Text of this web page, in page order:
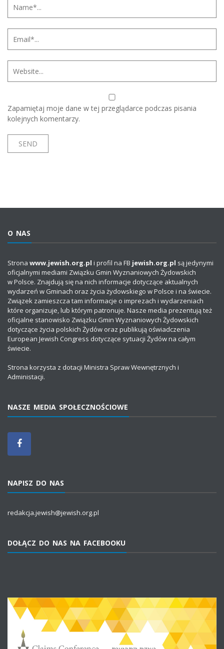
Zapamiętaj moje dane w tej przeglądarce podczas pisania
kolejnych komentarzy.
O NAS
Strona www.jewish.org.pl i profil na FB jewish.org.pl są jedynymi
oficjalnymi mediami Związku Gmin Wyznaniowych Żydowskich
w Polsce. Znajdują się na nich informacje dotyczące aktualnych
wydarzeń w Gminach oraz życia żydowskiego w Polsce i na świecie.
Związek zamieszcza tam informacje o imprezach i wydarzeniach
które organizuje, lub którym patronuje. Nasze media prezentują też
oficjalne stanowisko Związku Gmin Wyznaniowych Żydowskich
dotyczące życia polskich Żydów oraz publikują oświadczenia
European Jewish Congress dotyczące sytuacji Żydów na całym
świecie.
Strona korzysta z dotacji Ministra Spraw Wewnętrznych i
Administacji.
NASZE MEDIA SPOŁECZNOŚCIOWE
NAPISZ DO NAS
redakcja.jewish@jewish.org.pl
DOŁĄCZ DO NAS NA FACEBOOKU